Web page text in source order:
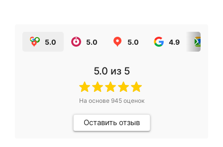
5.0 5.0 5.0 4.9
5.0 из 5
На основе 945оценок
Оставить отзыв